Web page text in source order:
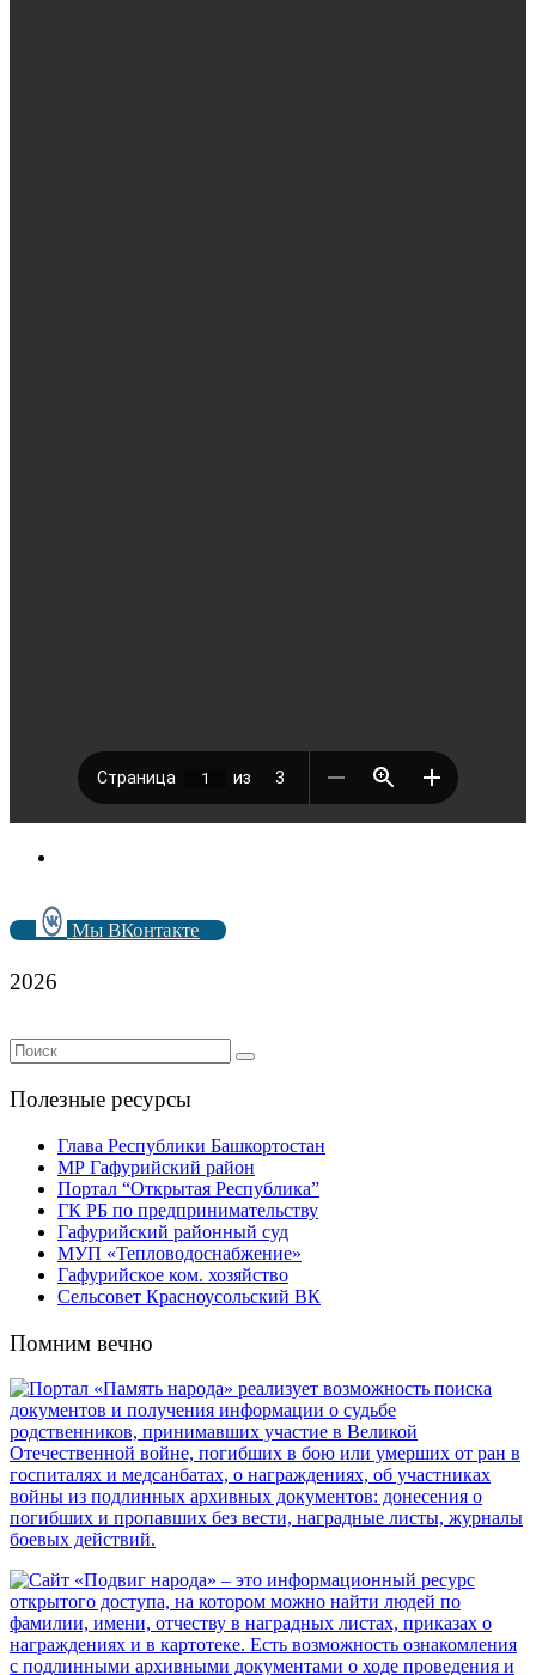
Мы ВКонтакте
2026
Полезные ресурсы
Глава Республики Башкортостан
МР Гафурийский район
Портал “Открытая Республика”
ГК РБ по предпринимательству
Гафурийский районный суд
МУП «Тепловодоснабжение»
Гафурийское ком. хозяйство
Сельсовет Красноусольский ВК
Помним вечно